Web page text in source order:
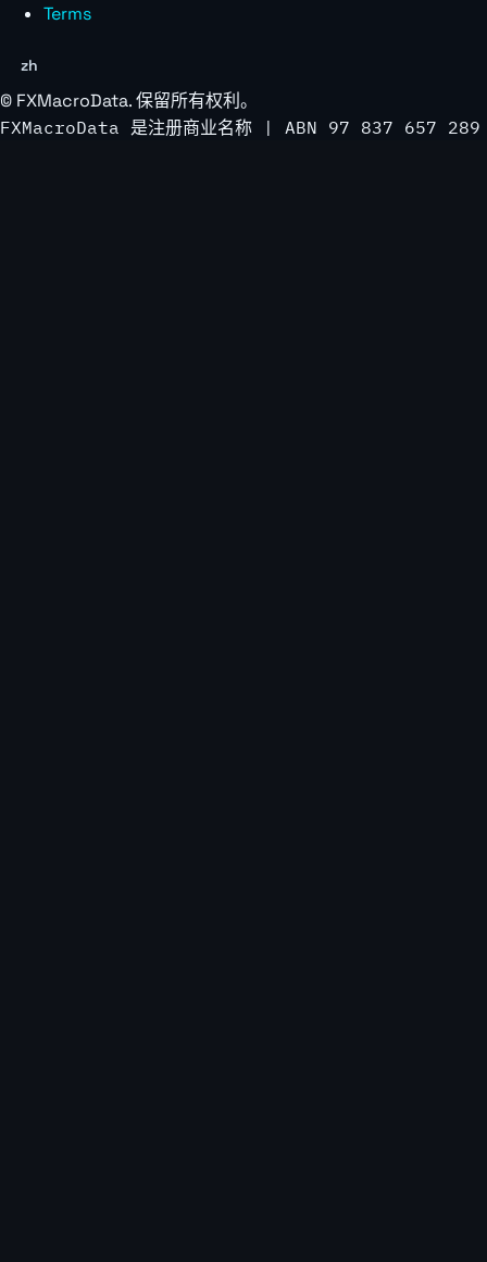
Terms
zh
© FXMacroData. 保留所有权利。
FXMacroData 是注册商业名称 | ABN 97 837 657 289